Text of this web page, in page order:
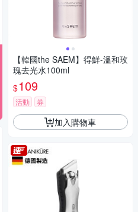
【韓國the SAEM】得鮮-溫和玫
瑰去光水100ml
$109
活動 券
加入購物車